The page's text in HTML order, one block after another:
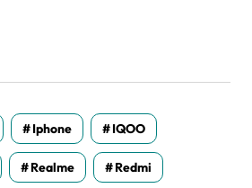
Iphone IQOO
Realme Redmi